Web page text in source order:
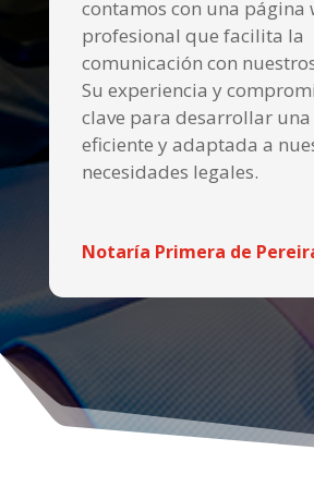
contamos con una página
profesional que facilita la
comunicación con
Su experiencia y
clave para desarrollar
eficiente y adaptada a
necesidades legales.
Notaría Primera de